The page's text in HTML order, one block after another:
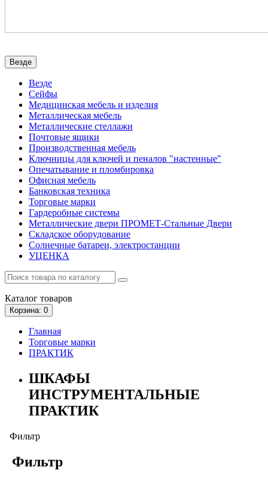
Везде
Везде
Сейфы
Медицинская мебель и изделия
Металлическая мебель
Металлические стеллажи
Почтовые ящики
Производственная мебель
Ключницы для ключей и пеналов "настенные"
Опечатывание и пломбировка
Офисная мебель
Банковская техника
Торговые марки
Гардеробные системы
Металлические двери ПРОМЕТ-Стальные Двери
Складское оборудование
Солнечные батареи, электростанции
УЦЕНКА
Каталог товаров
Корзина: 0
Главная
Торговые марки
ПРАКТИК
ШКАФЫ
ИНСТРУМЕНТАЛЬНЫЕ
ПРАКТИК
Фильтр
Фильтр